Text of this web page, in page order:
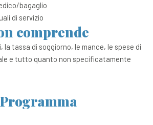
bagaglio
di servizio
comprende
la tassa di soggiorno, le mance, le spese di
e tutto quanto non specificatamente
Programma